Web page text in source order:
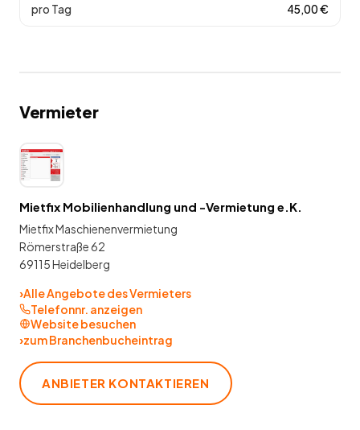
pro Tag 45,00€
Vermieter
Mietfix Mobilienhandlung und -Vermietung e.K.
Mietfix Maschienenvermietung
Römerstraße 62
69115 Heidelberg
›Alle Angebote des Vermieters
Telefonnr. anzeigen
Website besuchen
›zum Branchenbucheintrag
ANBIETER KONTAKTIEREN